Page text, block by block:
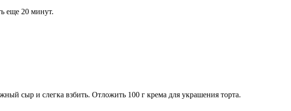
еще 20 минут.
сыр и слегка взбить. Отложить 100 г крема для украшения торта.